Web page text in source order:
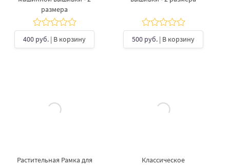
размера
400 руб. | В корзину 500 руб. | В корзину
Растительная Рамка для
Классическое